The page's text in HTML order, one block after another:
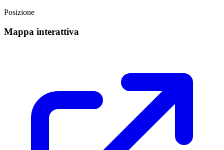
Posizione
Mappa interattiva